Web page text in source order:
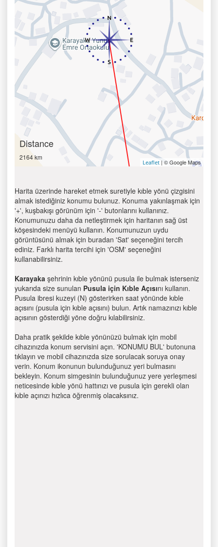
Distance
2164 km
Leaflet | © Google Maps
Harita üzerinde hareket etmek suretiyle kıble yönü çizgisini
almak istediğiniz konumu bulunuz. Konuma yakınlaşmak için
'+', kuşbakışı görünüm için '-' butonlarını kullanınız.
Konumunuzu daha da netleştirmek için haritanın sağ üst
köşesindeki menüyü kullanın. Konumunuzun uydu
görüntüsünü almak için buradan 'Sat' seçeneğini tercih
ediniz. Farklı harita tercihi için 'OSM' seçeneğini
kullanabilirsiniz.
Karayaka şehrinin kıble yönünü pusula ile bulmak isterseniz
yukarıda size sunulan Pusula için Kıble Açısını kullanın.
Pusula ibresi kuzeyi (N) gösterirken saat yönünde kıble
açısını (pusula için kıble açısını) bulun. Artık namazınızı kıble
açısının gösterdiği yöne doğru kılabilirsiniz.
Daha pratik şekilde kıble yönünüzü bulmak için mobil
cihazınızda konum servisini açın. 'KONUMU BUL' butonuna
tıklayın ve mobil cihazınızda size sorulacak soruya onay
verin. Konum ikonunun bulunduğunuz yeri bulmasını
bekleyin. Konum simgesinin bulunduğunuz yere yerleşmesi
neticesinde kıble yönü hattınızı ve pusula için gerekli olan
kıble açınızı hızlıca öğrenmiş olacaksınız.